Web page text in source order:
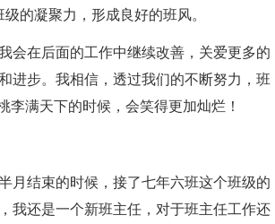
的凝聚力，形成良好的班风。
会在后面的工作中继续改善，关爱更多的
进步。我相信，透过我们的不断努力，班
李满天下的时候，会笑得更加灿烂！
月结束的时候，接了七年六班这个班级的
我还是一个新班主任，对于班主任工作还